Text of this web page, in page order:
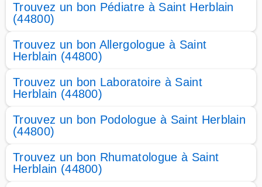
Trouvez un bon Pédiatre à Saint Herblain
(44800)
Trouvez un bon Allergologue à Saint
Herblain (44800)
Trouvez un bon Laboratoire à Saint
Herblain (44800)
Trouvez un bon Podologue à Saint Herblain
(44800)
Trouvez un bon Rhumatologue à Saint
Herblain (44800)